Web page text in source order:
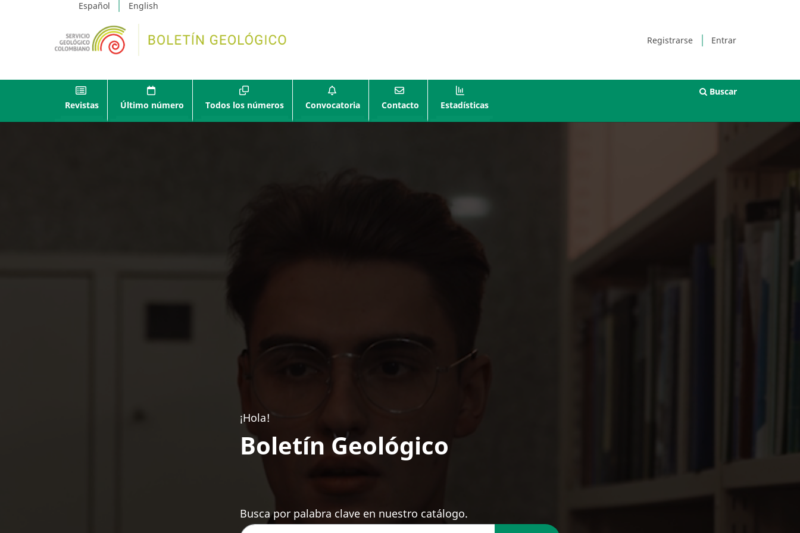
Español English
Registrarse Entrar
Revistas Último número Todos los números Convocatoria Contacto Estadísticas
Buscar
¡Hola!
Boletín Geológico
Busca por palabra clave en nuestro catálogo.